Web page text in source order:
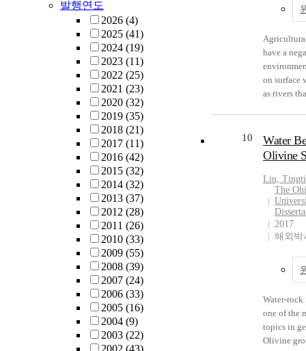
발행연도
2026 (4)
2025 (41)
2024 (19)
2023 (11)
2022 (25)
2021 (23)
2020 (32)
2019 (35)
2018 (21)
2017 (11)
2016 (42)
2015 (32)
2014 (32)
2013 (37)
2012 (28)
2011 (26)
2010 (33)
2009 (55)
2008 (39)
2007 (24)
2006 (33)
2005 (16)
2004 (9)
2003 (22)
and
layer,
bare
Brook
a dramatic
and
salt
fall.
SO4
sulfate
rather
bedrock
suggest
soils
and winter
secondary
and
and the
overall
provides
microbial
functional
DNA
Finally,
clustering
facilitate
enhanced
profiling
Markov
longer
Huron
2019. I
mussel
ratios
mussels
internal
also found
C:N:P
a
mussel
and
C:P ratios
seston,
C:nutrient
ratios
of quagga
offshore
Upper
research
stable
help build
leading up
following
boundary
extinction
Canning
into two
concerns
the Late
extinction
second is
documents
multianvil
In
research
projects of
work that
this thesis
stability of
of U
silicate;
of Ag and
molten silicate.
phase
project
help
paradox;
a very
more of
phase
material
questions
mantle/core
have a
on surface
as rivers
natural
this
relatively
of riparian
hydrology
purpose
was to
combined
hydrology
riparian
site, at the
10
Water
Olivine
Liu,
The
2017
해외박
Water-
one of the
topics in
Olivine